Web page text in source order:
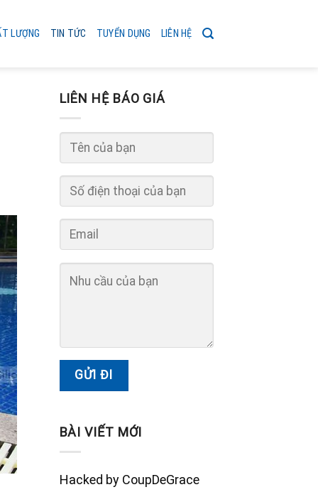
LƯỢNG TIN TỨC TUYỂN DỤNG LIÊN HỆ
LIÊN HỆ BÁO GIÁ
BÀI VIẾT MỚI
Hacked by CoupDeGrace